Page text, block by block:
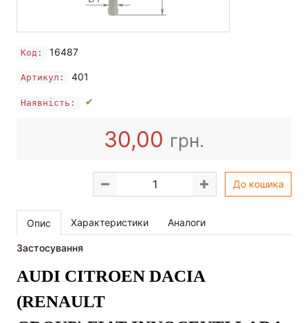
Код: 16487
Артикул: 401
Наявність: ✔
30,00 грн.
До кошика
Опис Характеристики Аналоги
Застосування
AUDI CITROEN DACIA
(RENAULT